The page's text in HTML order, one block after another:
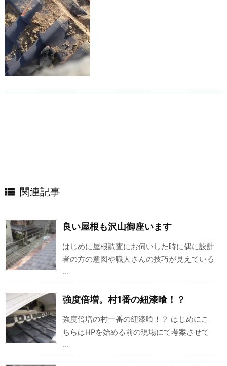
 関連記事
良い屋根も沢山御座います
はじめに屋根調査にお伺いした時に偶に設計
者の方の意図や職人さんの技巧が見えている
...
強度倍増。村1番の紐漆喰！？
強度倍増の村一番の紐漆喰！？ はじめにこ
ちらはHPを始める前の現場にて考案させて
...